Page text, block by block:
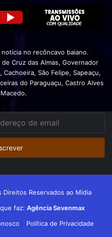
no recôncavo baiano.
Cruz das Almas, Governador
São Felipe, Sapeaçu,
do Paraguaçu, Castro Alves
Reservados ao Mídia
faz: Agência Sevenmax
Política de Privacidade